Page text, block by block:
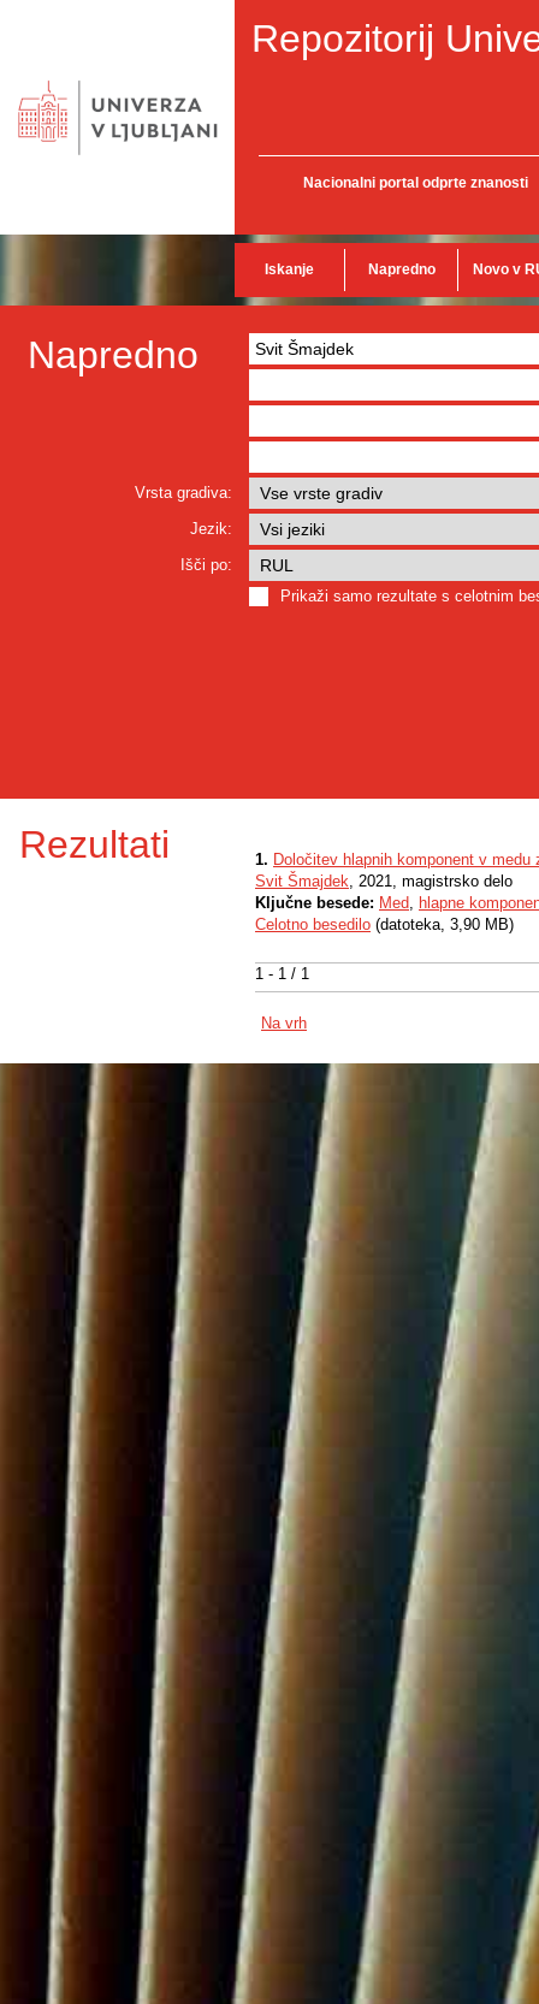
Repozitorij
Nacionalni portal odprte znanosti
Iskanje Napredno Novo v
Napredno
Vrsta gradiva:
Jezik:
Išči po:
Prikaži samo rezultate s celotnim
Rezultati
1 - 1 / 1
1. Določitev hlapnih komponent v medu
Svit Šmajdek, 2021, magistrsko delo
Ključne besede: Med, hlapne
Celotno besedilo (datoteka, 3,90 MB)
Na vrh